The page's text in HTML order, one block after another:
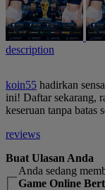
description
koin55 hadirkan
ini! Daftar sekarang,
keseruan tanpa batas
reviews
Buat Ulasan Anda
Anda sedang
Game Online